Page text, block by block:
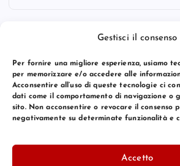
Gestisci il consenso
Per fornire una migliore esperienza, usiamo
per memorizzare e/o accedere alle
Acconsentire all’uso di queste tecnologie ci
dati come il comportamento di navigazione o
sito. Non acconsentire o revocare il consenso
negativamente su determinate funzionalità e
Accetto